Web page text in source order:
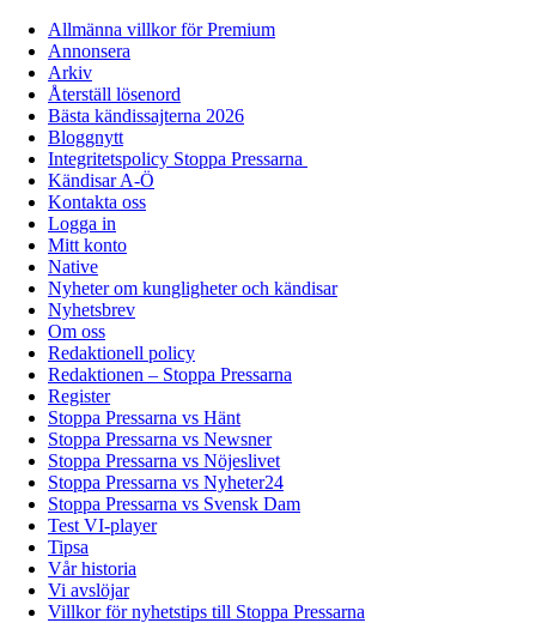
Allmänna villkor för Premium
Annonsera
Arkiv
Återställ lösenord
Bästa kändissajterna 2026
Bloggnytt
Integritetspolicy Stoppa Pressarna
Kändisar A-Ö
Kontakta oss
Logga in
Mitt konto
Native
Nyheter om kungligheter och kändisar
Nyhetsbrev
Om oss
Redaktionell policy
Redaktionen – Stoppa Pressarna
Register
Stoppa Pressarna vs Hänt
Stoppa Pressarna vs Newsner
Stoppa Pressarna vs Nöjeslivet
Stoppa Pressarna vs Nyheter24
Stoppa Pressarna vs Svensk Dam
Test VI-player
Tipsa
Vår historia
Vi avslöjar
Villkor för nyhetstips till Stoppa Pressarna